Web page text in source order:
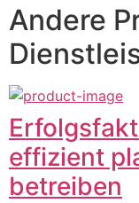
Andere
effizient
betreiben